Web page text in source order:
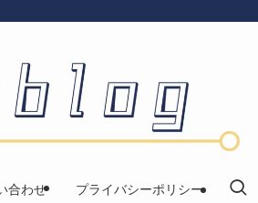
合わせ プライバシーポリシー